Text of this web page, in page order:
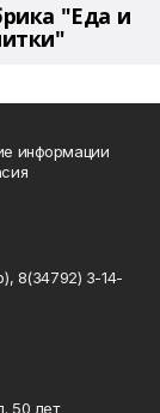
"Еда и
информации
8(34792) 3-14-
50 лет